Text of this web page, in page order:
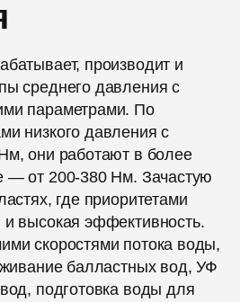
производит и
среднего давления с
параметрами. По
низкого давления с
они работают в более
— от 200-380 Нм. Зачастую
где приоритетами
высокая эффективность.
скоростями потока воды,
балластных вод, УФ
подготовка воды для